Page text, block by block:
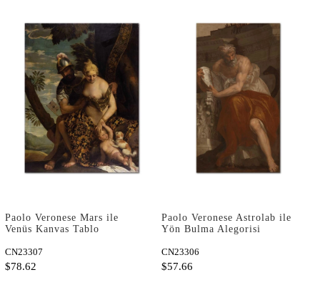
Paolo Veronese Mars ile
Venüs Kanvas Tablo
CN23307
$78.62
Paolo Veronese Astrolab ile
Yön Bulma Alegorisi
CN23306
$57.66